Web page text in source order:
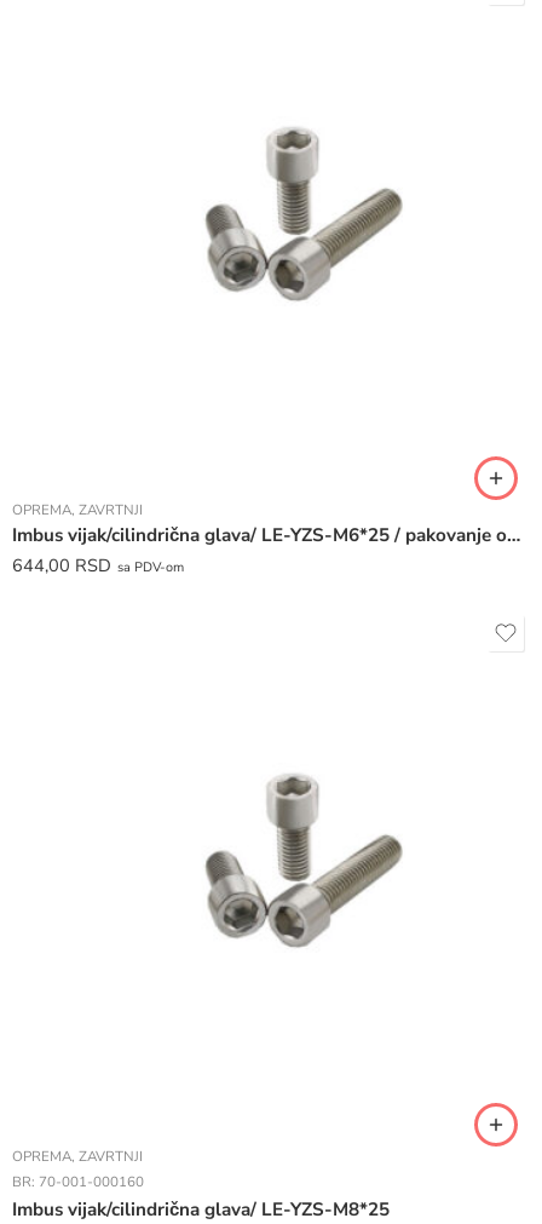
OPREMA, ZAVRTNJI
Imbus vijak/cilindrična glava/ LE-YZS-M6*25 / pakovanje od 70 komada /
644,00 RSD sa PDV-om
OPREMA, ZAVRTNJI
BR: 70-001-000160
Imbus vijak/cilindrična glava/ LE-YZS-M8*25